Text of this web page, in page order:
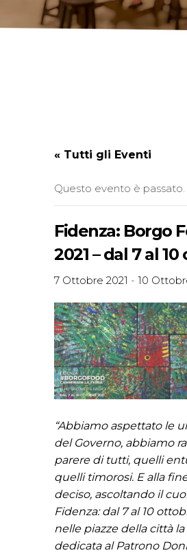
« Tutti gli Eventi
Questo evento è passato.
Fidenza: Borgo
2021 – dal 7 al
7 Ottobre 2021 - 10
“Abbiamo aspettato le
del Governo, abbiamo
parere di tutti, quelli
quelli timorosi. E alla
deciso, ascoltando il
Fidenza: dal 7 al 10
nelle piazze della città la
dedicata al Patrono